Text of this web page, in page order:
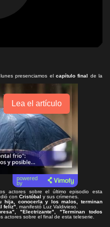
presenciamos el capítulo final de la
Lea el artículo
powered
by
actores sobre el último episodio esta
con Cristóbal y sus crímenes.
hija, conocerla y los malos, terminan
feliz" , manifestó Luz Valdivieso.
"Electrizante", "Terminan todos
actores sobre el final de esta teleserie.